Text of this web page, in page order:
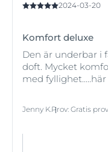
2024-03-20
Komfort deluxe
Den är underbar i
doft. Mycket
med
Jenny K.Prov: Gratis